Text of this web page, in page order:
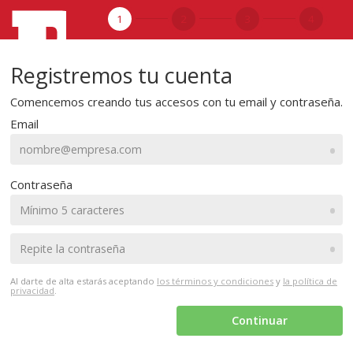
Registremos tu cuenta
Comencemos creando tus accesos con tu email y contraseña.
Email
•
Contraseña
•
•
Al darte de alta estarás aceptando los términos y condiciones y la política de
privacidad.
Continuar
1